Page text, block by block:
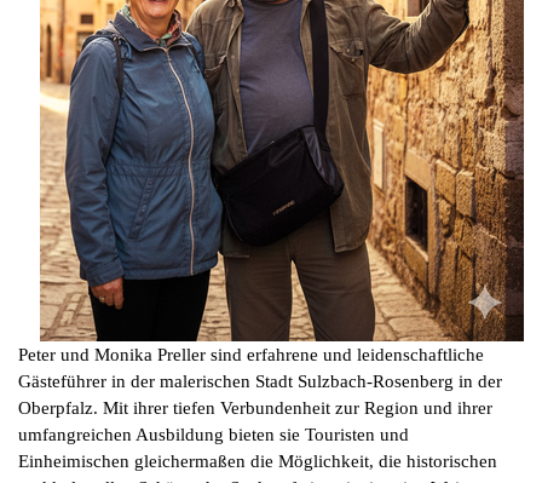
Peter und Monika Preller sind erfahrene und leidenschaftliche
Gästeführer in der malerischen Stadt Sulzbach-Rosenberg in der
Oberpfalz. Mit ihrer tiefen Verbundenheit zur Region und ihrer
umfangreichen Ausbildung bieten sie Touristen und
Einheimischen gleichermaßen die Möglichkeit, die historischen